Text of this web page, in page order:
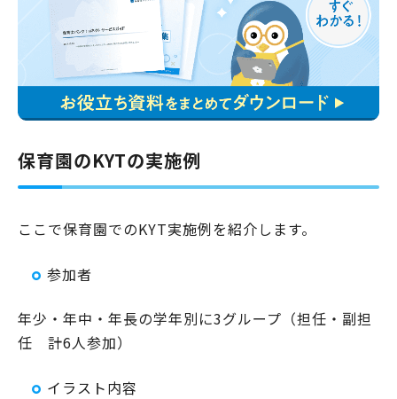
保育園のKYTの実施例
ここで保育園でのKYT実施例を紹介します。
参加者
年少・年中・年長の学年別に3グループ（担任・副担
任 計6人参加）
イラスト内容